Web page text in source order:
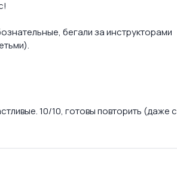
бегали за инструкторами
10/10, готовы повторить (даже с